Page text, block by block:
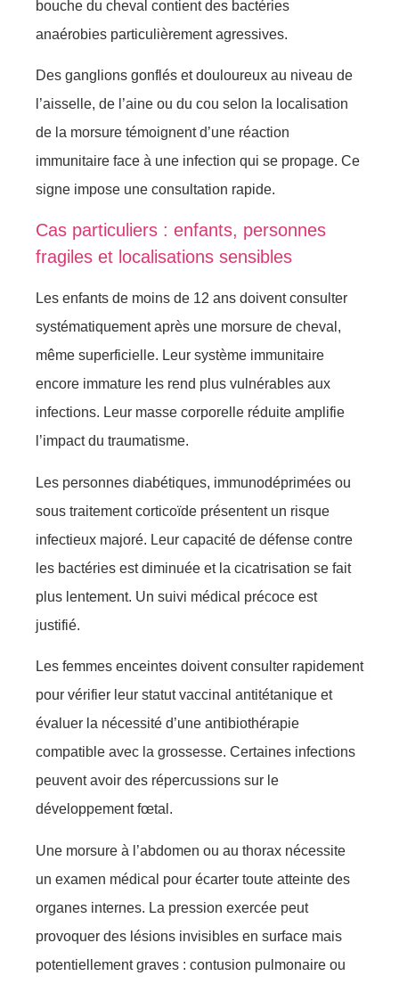
bouche du cheval contient des bactéries
anaérobies particulièrement agressives.
Des ganglions gonflés et douloureux au niveau de
l’aisselle, de l’aine ou du cou selon la localisation
de la morsure témoignent d’une réaction
immunitaire face à une infection qui se propage. Ce
signe impose une consultation rapide.
Cas particuliers : enfants, personnes
fragiles et localisations sensibles
Les enfants de moins de 12 ans doivent consulter
systématiquement après une morsure de cheval,
même superficielle. Leur système immunitaire
encore immature les rend plus vulnérables aux
infections. Leur masse corporelle réduite amplifie
l’impact du traumatisme.
Les personnes diabétiques, immunodéprimées ou
sous traitement corticoïde présentent un risque
infectieux majoré. Leur capacité de défense contre
les bactéries est diminuée et la cicatrisation se fait
plus lentement. Un suivi médical précoce est
justifié.
Les femmes enceintes doivent consulter rapidement
pour vérifier leur statut vaccinal antitétanique et
évaluer la nécessité d’une antibiothérapie
compatible avec la grossesse. Certaines infections
peuvent avoir des répercussions sur le
développement fœtal.
Une morsure à l’abdomen ou au thorax nécessite
un examen médical pour écarter toute atteinte des
organes internes. La pression exercée peut
provoquer des lésions invisibles en surface mais
potentiellement graves : contusion pulmonaire ou